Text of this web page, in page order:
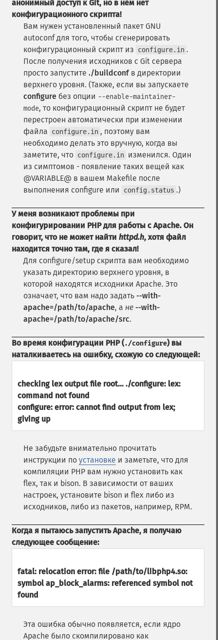
анонимный доступ к Git, но в нём нет
конфигурационного скрипта!
Вам нужен установленный пакет GNU
autoconf для того, чтобы сгенерировать
конфигурационный скрипт из
configure.in .
После получения исходников с Git сервера
просто запустите ./buildconfв директории
верхнего уровня. (Также, если вы запускаете
configure без опции --enable-maintainer-
mode, то конфигурационный скрипт не будет
перестроен автоматически при изменении
файла
configure.in , поэтому вам
необходимо делать это вручную, когда вы
заметите, что configure.in изменился. Один
из симптомов - появление таких вещей как
@VARIABLE@ в вашем Makefile после
выполнения configure или
config.status .)
У меня возникают проблемы при
конфигурировании PHP для работы с Apache. Он
говорит, что не может найти httpd.h, хотя файл
находится точно там, где я сказал!
Для configure/setup скрипта вам необходимо
указать директорию верхнего уровня, в
которой находятся исходники Apache. Это
означает, что вам надо задать --with-
apache=/path/to/apache, а не --with-
apache=/path/to/apache/src.
Во время конфигурации PHP (./configure) вы
наталкиваетесь на ошибку, схожую со следующей:
checking lex output file root... ./configure: lex:
command not found
configure: error: cannot find output from lex;
giving up
Не забудьте внимательно прочитать
инструкции по установке и заметьте, что для
компиляции PHP вам нужно установить как
flex, так и bison. В зависимости от ваших
настроек, установите bison и flex либо из
исходников, либо из пакетов, например, RPM.
Когда я пытаюсь запустить Apache, я получаю
следующее сообщение:
fatal: relocation error: file /path/to/libphp4.so:
symbol ap_block_alarms: referenced symbol not
found
Эта ошибка обычно появляется, если ядро
Apache было скомпилировано как